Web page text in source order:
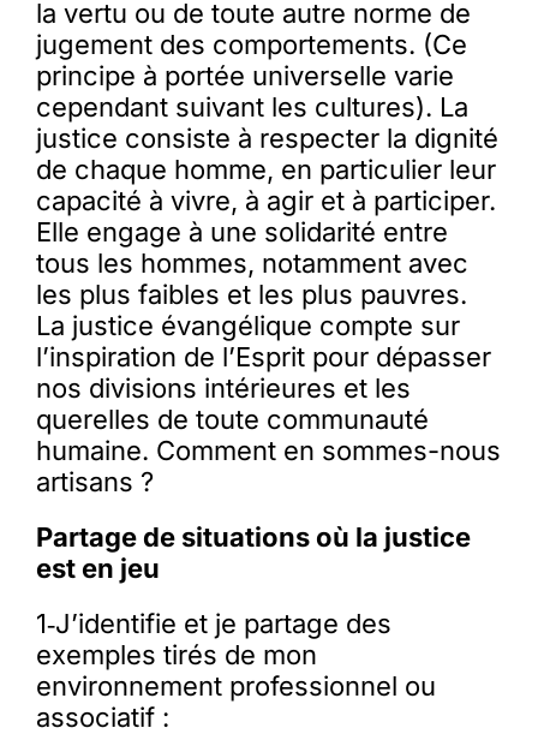
la vertu ou de toute autre norme de
jugement des comportements. (Ce
principe à portée universelle varie
cependant suivant les cultures). La
justice consiste à respecter la dignité
de chaque homme, en particulier leur
capacité à vivre, à agir et à participer.
Elle engage à une solidarité entre
tous les hommes, notamment avec
les plus faibles et les plus pauvres.
La justice évangélique compte sur
l’inspiration de l’Esprit pour dépasser
nos divisions intérieures et les
querelles de toute communauté
humaine. Comment en sommes-nous
artisans ?
Partage de situations où la justice
est en jeu
1‑J’identifie et je partage des
exemples tirés de mon
environnement professionnel ou
associatif :